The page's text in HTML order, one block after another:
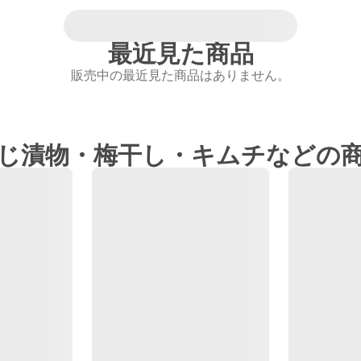
最近見た商品
販売中の最近見た商品はありません。
漬物・梅干し・キムチなどの